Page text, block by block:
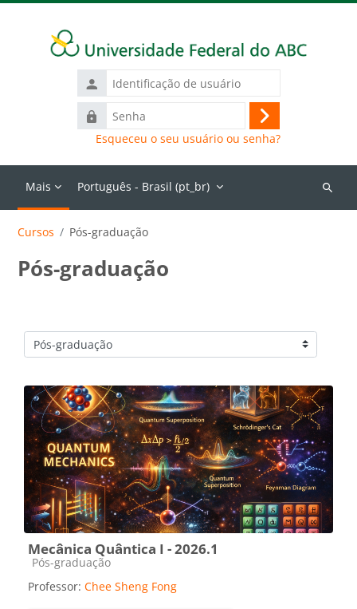
Identificação
de
usuário
Senha
Acessar
Esqueceu o seu usuário ou senha?
Mais Português - Brasil ‎(pt_br)‎
Buscar
Cursos Pós-graduação
Pós-graduação
Categorias de Cursos
Mecânica Quântica I - 2026.1
Categoria do curso
Pós-graduação
Professor: Chee Sheng Fong